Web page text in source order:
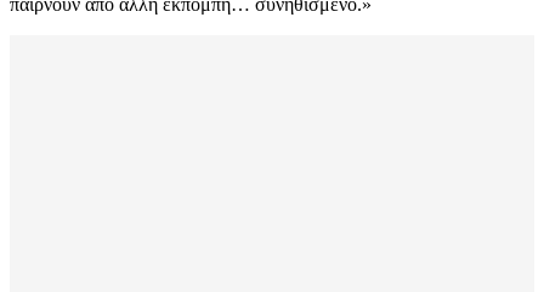
παίρνουν από άλλη εκπομπή… συνηθισμένο.»